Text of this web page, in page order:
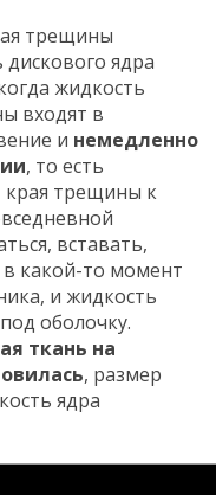
трещины
ядра
жидкость
входят в
и немедленно
, то есть
края трещины к
вставать,
в какой-то момент
и жидкость
оболочку.
ткань на
, размер
ядра